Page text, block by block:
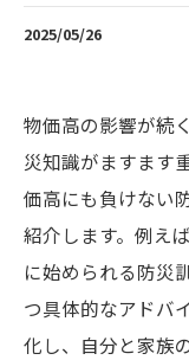
2025/05/26
物価高の影響が続
災知識がますます
価高にも負けない
紹介します。例え
に始められる防災
つ具体的なアドバ
化し、自分と家族